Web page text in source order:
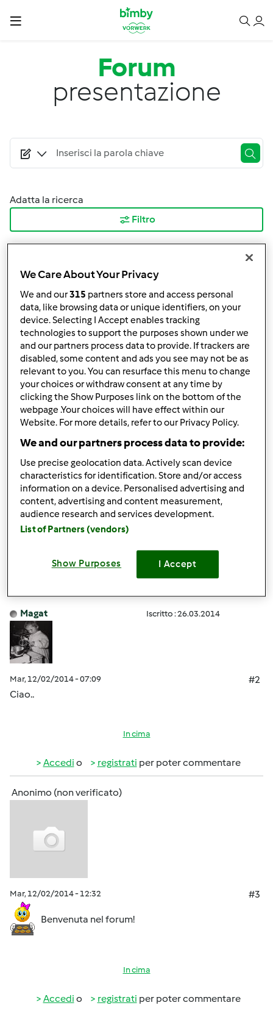
Salta al contenuto principale
Forum
presentazione
Adatta la ricerca
Filtro
Ordina per:
I risultati più recenti
Risultati per pagina:
10
3 | Ultimo messaggio
Risposta rapida
Anonimo (non verificato)
Mar, 12/02/2014 - 00:06
ciao a tutti
In cima
Magat Iscritto : 26.03.2014
Mar, 12/02/2014 - 07:09
#2
Ciao..
In cima
Accedi o registrati per poter commentare
Anonimo (non verificato)
Mar, 12/02/2014 - 12:32 #3
Benvenuta nel forum!
In cima
Accedi o registrati per poter commentare
We Care About Your Privacy
We and our315 partners store and access personal
data, like browsing data or unique identifiers, on your
device. Selecting I Accept enables tracking
technologies to support the purposes shown under we
and our partners process data to provide. If trackers are
disabled, some content and ads you see may not be as
relevant to you. You can resurface this menu to change
your choices or withdraw consent at any time by
clicking the Show Purposes link on the bottom of the
webpage .Your choices will have effect within our
Website. For more details, refer to our Privacy Policy.
We and our partners process data to provide:
Use precise geolocation data. Actively scan device
characteristics for identification. Store and/or access
information on a device. Personalised advertising and
content, advertising and content measurement,
audience research and services development.
List of Partners (vendors)
Show Purposes I Accept